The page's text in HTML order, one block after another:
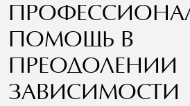
ПОМОЩЬ В
ПРЕОДОЛЕНИИ
ЗАВИСИМОСТИ